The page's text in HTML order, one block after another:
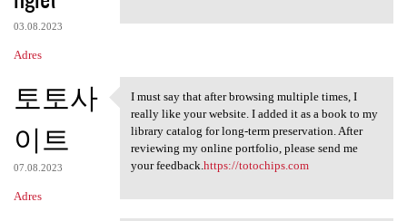
03.08.2023
Adres
토토사
이트
07.08.2023
Adres
I must say that after
I must say that after browsing multiple times, I
really like your website. I added it as a book to my
library catalog for long-term preservation. After
reviewing my online portfolio, please send me
your feedback.https://totochips.com